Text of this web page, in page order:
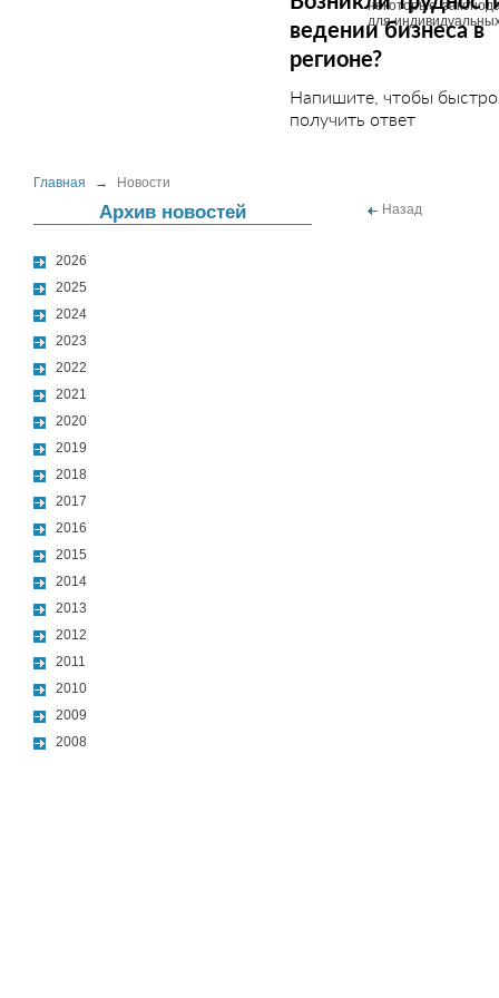
ведении бизнеса в
регионе?
Напишите, чтобы быстро
получить ответ
Главная → Новости
Архив новостей
2026
2025
2024
2023
2022
2021
2020
2019
2018
2017
2016
2015
2014
2013
2012
2011
2010
2009
2008
некоторые
для
Назад